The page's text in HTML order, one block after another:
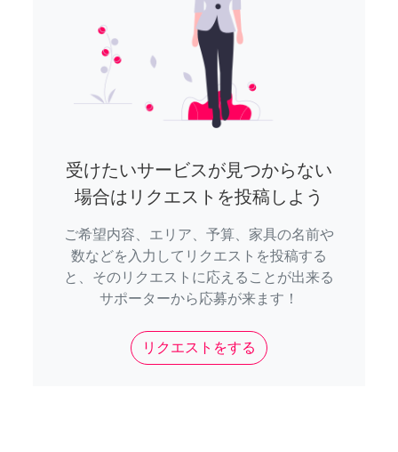
受けたいサービスが見つからない
場合はリクエストを投稿しよう
ご希望内容、エリア、予算、家具の名前や
数などを入力してリクエストを投稿する
と、そのリクエストに応えることが出来る
サポーターから応募が来ます！
リクエストをする